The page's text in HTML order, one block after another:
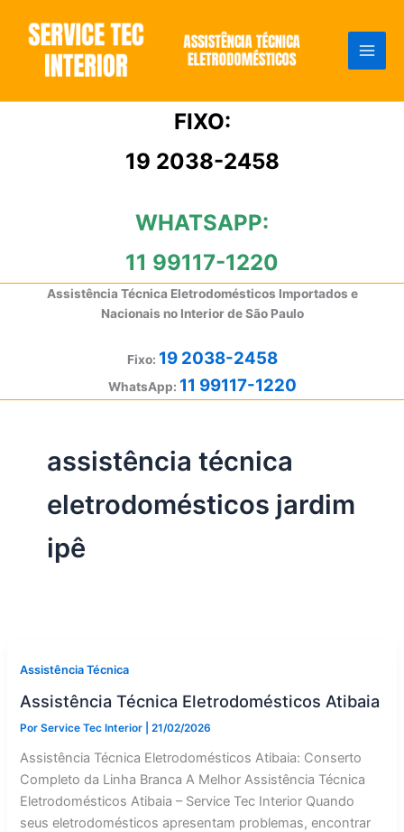
conteúdo
FIXO:
19 2038-2458
WHATSAPP:
11 99117-1220
Assistência Técnica Eletrodomésticos Importados e
Nacionais no Interior de São Paulo
Fixo: 19 2038-2458
WhatsApp: 11 99117-1220
assistência técnica
eletrodomésticos jardim
ipê
Assistência Técnica
Assistência Técnica Eletrodomésticos Atibaia
PorService Tec Interior |21/02/2026
Assistência Técnica Eletrodomésticos Atibaia: Conserto
Completo da Linha Branca A Melhor Assistência Técnica
Eletrodomésticos Atibaia – Service Tec Interior Quando
seus eletrodomésticos apresentam problemas, encontrar